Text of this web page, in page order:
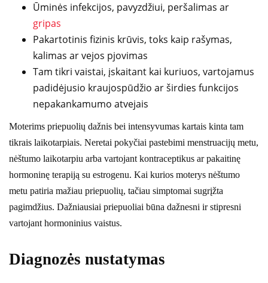
Ūminės infekcijos, pavyzdžiui, peršalimas ar
gripas
Pakartotinis fizinis krūvis, toks kaip rašymas,
kalimas ar vejos pjovimas
Tam tikri vaistai, įskaitant kai kuriuos, vartojamus
padidėjusio kraujospūdžio ar širdies funkcijos
nepakankamumo atvejais
Moterims priepuolių dažnis bei intensyvumas kartais kinta tam
tikrais laikotarpiais. Neretai pokyčiai pastebimi menstruacijų metu,
nėštumo laikotarpiu arba vartojant kontraceptikus ar pakaitinę
hormoninę terapiją su estrogenu. Kai kurios moterys nėštumo
metu patiria mažiau priepuolių, tačiau simptomai sugrįžta
pagimdžius. Dažniausiai priepuoliai būna dažnesni ir stipresni
vartojant hormoninius vaistus.
Diagnozės nustatymas